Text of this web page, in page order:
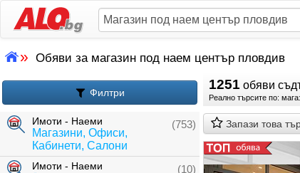
» Обяви за магазин под наем център пловдив
Филтри
(753)
Имоти - Наеми
Магазини, Офиси,
Кабинети, Салони
(10)
Имоти - Наеми
1251 обяви
Реално търсите по:
Запази това